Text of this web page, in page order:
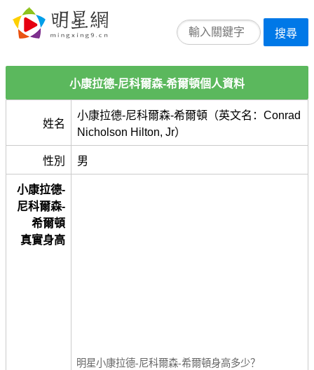
搜尋
小康拉德-尼科爾森-希爾頓個人資料
姓名
小康拉德-尼科爾森-希爾頓（英文名：Conrad
Nicholson Hilton, Jr）
性別 男
小康拉德-
尼科爾森-
希爾頓
真實身高
明星小康拉德-尼科爾森-希爾頓身高多少？